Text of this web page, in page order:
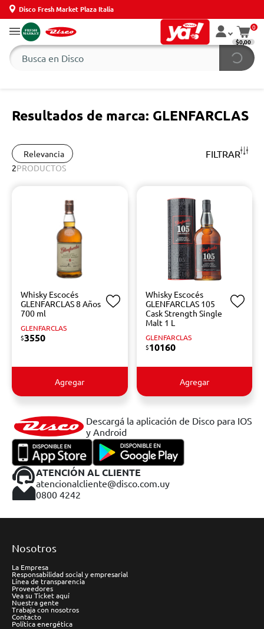
Disco Fresh Market Plaza Italia
0
$0,00
Resultados de marca: GLENFARCLAS
Relevancia FILTRAR
2PRODUCTOS
Whisky Escocés
GLENFARCLAS 8 Años
700 ml
GLENFARCLAS
$3550
Agregar
Whisky Escocés
GLENFARCLAS 105
Cask Strength Single
Malt 1 L
GLENFARCLAS
$10160
Agregar
Descargá la aplicación de Disco para IOS
y Android
ATENCIÓN AL CLIENTE
atencionalcliente@disco.com.uy
0800 4242
Nosotros
La Empresa
Responsabilidad social y empresarial
Línea de transparencia
Proveedores
Vea su Ticket aquí
Nuestra gente
Trabaja con nosotros
Contacto
Política energética